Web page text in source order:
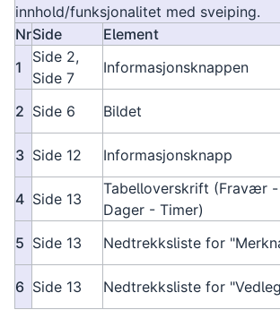
innhold/funksjonalitet med sveiping.
NrSide Element
1
Side 2,
Side 7
Informasjonsknappen
2 Side 6 Bildet
3 Side 12 Informasjonsknapp
4 Side 13
Tabelloverskrift (Fravær -
Dager - Timer)
5 Side 13 Nedtrekksliste for
6 Side 13 Nedtrekksliste for